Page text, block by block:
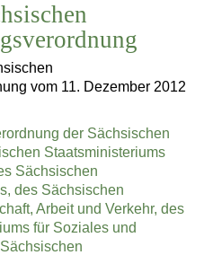
vom 11. Dezember 2012
der Sächsischen
Staatsministeriums
Sächsischen
des Sächsischen
Arbeit und Verkehr, des
für Soziales und